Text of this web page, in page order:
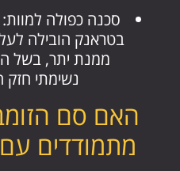
סכנה כפולה
בטראנק הובילה
ממנת יתר, בשל
נשימתי
האם סם
מתמודדים